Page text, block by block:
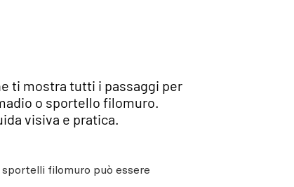
ti mostra tutti i passaggi per
o sportello filomuro.
visiva e pratica.
filomuro può essere